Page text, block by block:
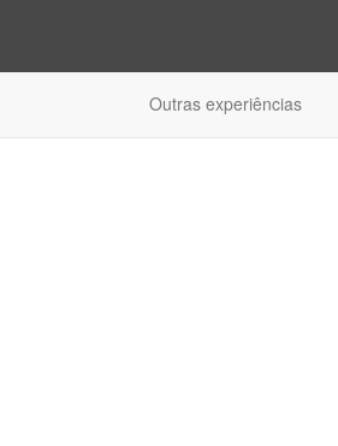
Outras experiências